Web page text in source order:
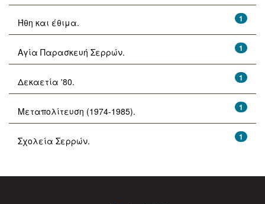
1
Ήθη και έθιμα.
1
Αγία Παρασκευή Σερρών.
1
Δεκαετία '80.
1
Μεταπολίτευση (1974-1985).
1
Σχολεία Σερρών.